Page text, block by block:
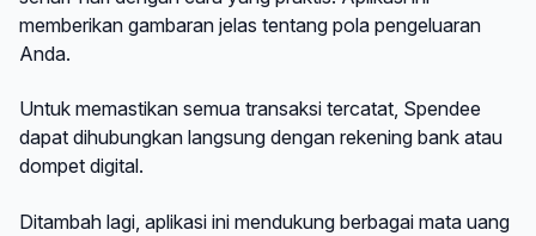
memberikan gambaran jelas tentang pola pengeluaran
Anda.
Untuk memastikan semua transaksi tercatat, Spendee
dapat dihubungkan langsung dengan rekening bank atau
dompet digital.
Ditambah lagi, aplikasi ini mendukung berbagai mata uang